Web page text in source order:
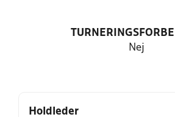
Nej
Holdleder